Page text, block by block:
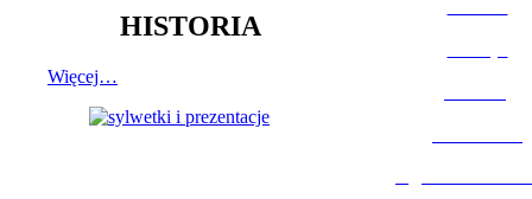
HISTORIA
Więcej…